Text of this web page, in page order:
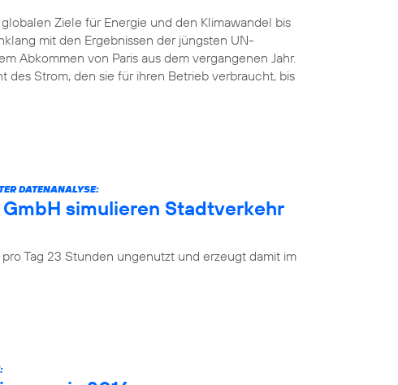
Ziele für Energie und den Klimawandel bis
mit den Ergebnissen der jüngsten UN-
Abkommen von Paris aus dem vergangenen Jahr.
des Strom, den sie für ihren Betrieb verbraucht, bis
DATENANALYSE:
simulieren Stadtverkehr
Tag 23 Stunden ungenutzt und erzeugt damit im